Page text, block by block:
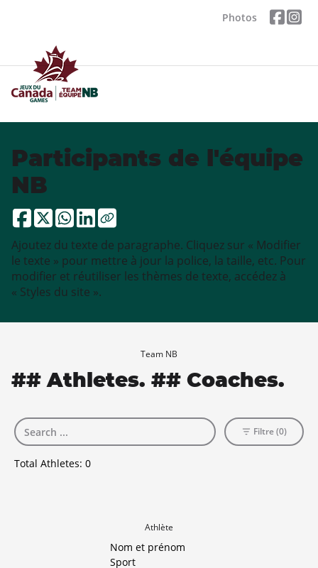
Photos
Participants de l'équipe
NB
Ajoutez du texte de paragraphe. Cliquez sur « Modifier
le texte » pour mettre à jour la police, la taille, etc. Pour
modifier et réutiliser les thèmes de texte, accédez à
« Styles du site ».
Team NB
## Athletes. ## Coaches.
Total Athletes: 0
Filtre (0)
Athlète
Nom et prénom
Sport